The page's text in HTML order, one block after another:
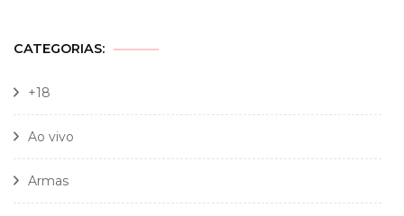
CATEGORIAS:
+18
Ao vivo
Armas